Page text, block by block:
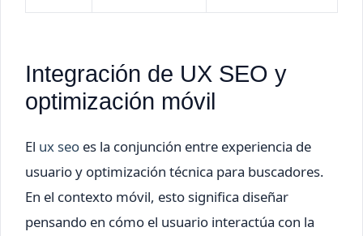
Integración de UX SEO y
optimización móvil
El ux seo es la conjunción entre experiencia de
usuario y optimización técnica para buscadores.
En el contexto móvil, esto significa diseñar
pensando en cómo el usuario interactúa con la